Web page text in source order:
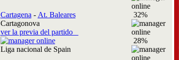
Cartagena - At. Baleares
Cartagonova
ver la previa del partido
Liga nacional de Spain
32%
28%